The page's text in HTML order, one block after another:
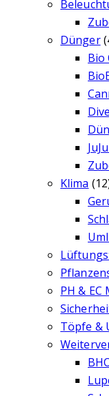
Dünger
Bio
Klima
PH & EC
Töpfe &